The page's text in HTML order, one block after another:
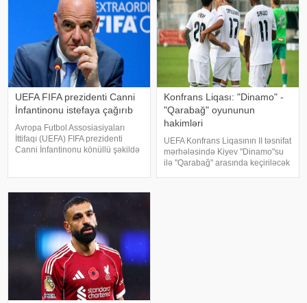
UEFA FIFA prezidenti Canni
İnfantinonu istefaya çağırıb
Avropa Futbol Assosiasiyaları
İttifaqı (UEFA) FIFA prezidenti
Canni İnfantinonu könüllü şəkildə
görə, UEFA rəhbər
Konfrans Liqası: "Dinamo" -
"Qarabağ" oyununun
hakimləri
UEFA Konfrans Liqasının II təsnifat
mərhələsində Kiyev "Dinamo"su
ilə "Qarabağ" arasında keçiriləcək